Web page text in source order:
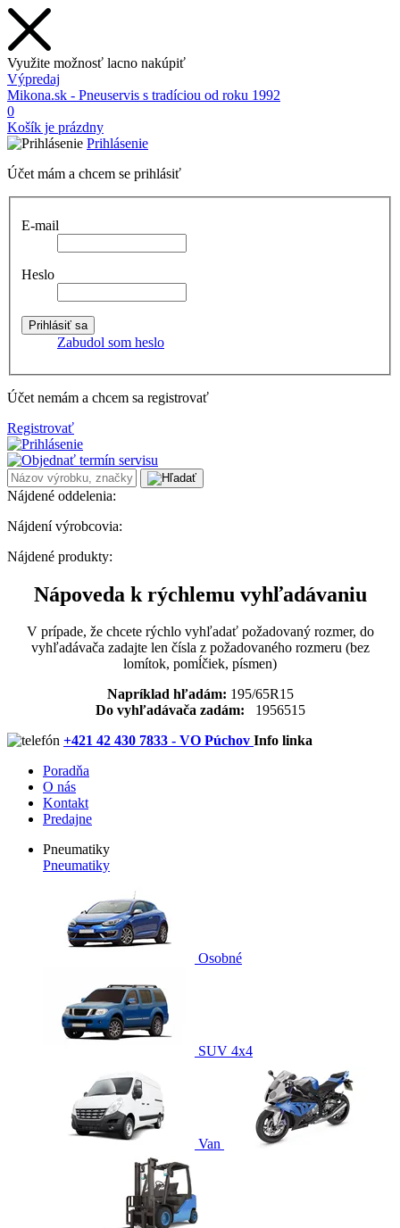
Využite možnosť lacno nakúpiť
Výpredaj
Mikona.sk - Pneuservis s tradíciou od roku 1992
0
Košík je prázdny
Prihlásenie
Účet mám a chcem se prihlásiť
E-mail
Heslo
Zabudol som heslo
Účet nemám a chcem sa registrovať
Registrovať
Nájdené oddelenia:
Nájdení výrobcovia:
Nájdené produkty:
Nápoveda k rýchlemu vyhľadávaniu
V prípade, že chcete rýchlo vyhľadať požadovaný rozmer, do
vyhľadávača zadajte len čísla z požadovaného rozmeru (bez
lomítok, pomĺčiek, písmen)
Napríklad hľadám: 195/65R15
Do vyhľadávača zadám: 1956515
+421 42 430 7833 - VO Púchov Info linka
Poradňa
O nás
Kontakt
Predajne
Pneumatiky
Pneumatiky
Osobné
SUV 4x4
Van